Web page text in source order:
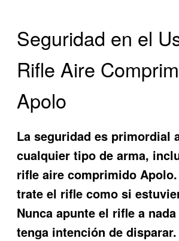
Seguridad en el
Rifle Aire
Apolo
La seguridad es primordial
cualquier tipo de arma,
rifle aire comprimido
trate el rifle como si
Nunca apunte el rifle a
tenga intención de